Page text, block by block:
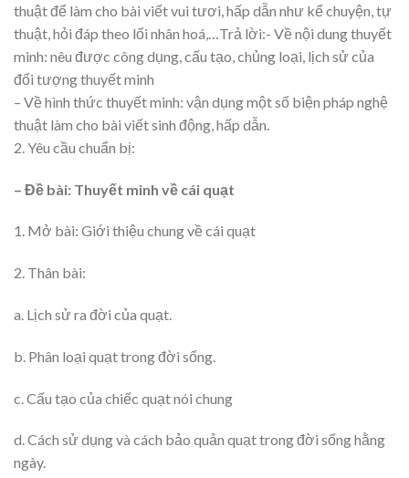
thuật để làm cho bài viết vui tươi, hấp dẫn như kể chuyện, tự
thuật, hỏi đáp theo lối nhân hoá,…Trả lời:- Về nội dung thuyết
minh: nêu được công dụng, cấu tạo, chủng loại, lịch sử của
đối tượng thuyết minh
– Về hình thức thuyết minh: vận dụng một số biện pháp nghệ
thuật làm cho bài viết sinh động, hấp dẫn.
2. Yêu cầu chuẩn bị:
– Đề bài: Thuyết minh về cái quạt
1. Mở bài: Giới thiệu chung về cái quạt
2. Thân bài:
a. Lịch sử ra đời của quạt.
b. Phân loại quạt trong đời sống.
c. Cấu tạo của chiếc quạt nói chung
d. Cách sử dụng và cách bảo quản quạt trong đời sống hằng
ngày.